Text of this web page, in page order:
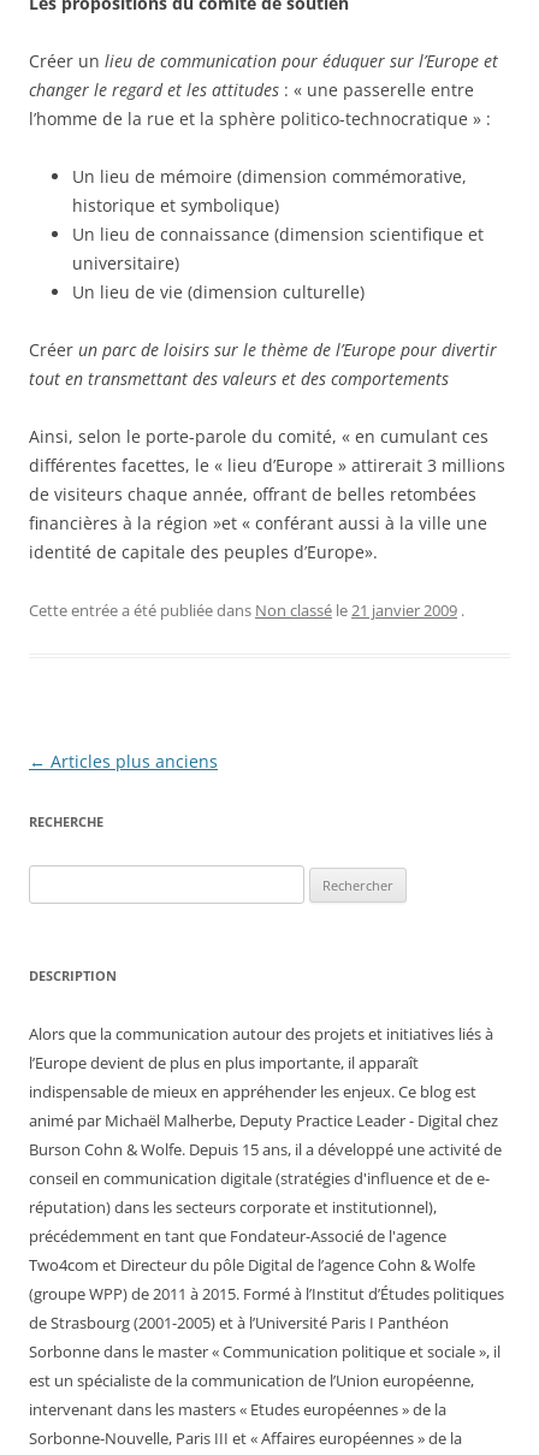
Créer un lieu de communication pour éduquer sur l’Europe et
changer le regard et les attitudes : « une passerelle entre
l’homme de la rue et la sphère politico-technocratique » :
Un lieu de mémoire (dimension commémorative,
historique et symbolique)
Un lieu de connaissance (dimension scientifique et
universitaire)
Un lieu de vie (dimension culturelle)
Créer un parc de loisirs sur le thème de l’Europe pour divertir
tout en transmettant des valeurs et des comportements
Ainsi, selon le porte-parole du comité, « en cumulant ces
différentes facettes, le « lieu d’Europe » attirerait 3 millions
de visiteurs chaque année, offrant de belles retombées
financières à la région »et « conférant aussi à la ville une
identité de capitale des peuples d’Europe».
Cette entrée a été publiée dans Non classé le21 janvier 2009 .
Navigation
articles
← Articles plus anciens
RECHERCHE
DESCRIPTION
Alors que la communication autour des projets et initiatives liés à
l’Europe devient de plus en plus importante, il apparaît
indispensable de mieux en appréhender les enjeux. Ce blog est
animé par Michaël Malherbe, Deputy Practice Leader - Digital chez
Burson Cohn & Wolfe. Depuis 15 ans, il a développé une activité de
conseil en communication digitale (stratégies d'influence et de e-
réputation) dans les secteurs corporate et institutionnel),
précédemment en tant que Fondateur-Associé de l'agence
Two4com et Directeur du pôle Digital de l’agence Cohn & Wolfe
(groupe WPP) de 2011 à 2015. Formé à l’Institut d’Études politiques
de Strasbourg (2001-2005) et à l’Université Paris I Panthéon
Sorbonne dans le master « Communication politique et sociale », il
est un spécialiste de la communication de l’Union européenne,
intervenant dans les masters « Etudes européennes » de la
Sorbonne-Nouvelle, Paris III et « Affaires européennes » de la